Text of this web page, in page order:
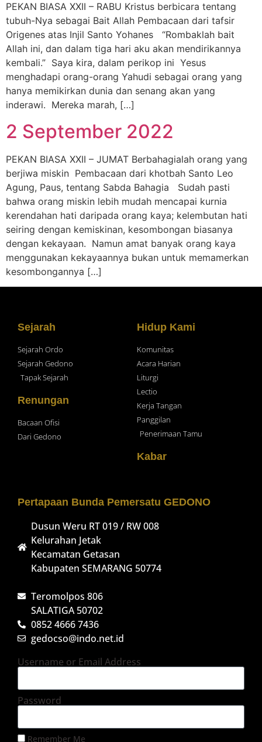
PEKAN BIASA XXII – RABU Kristus berbicara tentang
tubuh-Nya sebagai Bait Allah Pembacaan dari tafsir
Origenes atas Injil Santo Yohanes “Rombaklah bait
Allah ini, dan dalam tiga hari aku akan mendirikannya
kembali.” Saya kira, dalam perikop ini Yesus
menghadapi orang-orang Yahudi sebagai orang yang
hanya memikirkan dunia dan senang akan yang
inderawi. Mereka marah, […]
2 September 2022
PEKAN BIASA XXII – JUMAT Berbahagialah orang yang
berjiwa miskin Pembacaan dari khotbah Santo Leo
Agung, Paus, tentang Sabda Bahagia Sudah pasti
bahwa orang miskin lebih mudah mencapai kurnia
kerendahan hati daripada orang kaya; kelembutan hati
seiring dengan kemiskinan, kesombongan biasanya
dengan kekayaan. Namun amat banyak orang kaya
menggunakan kekayaannya bukan untuk memamerkan
kesombongannya […]
Sejarah
Sejarah Ordo
Sejarah Gedono
Tapak Sejarah
Renungan
Bacaan Ofisi
Dari Gedono
Hidup Kami
Komunitas
Acara Harian
Liturgi
Lectio
Kerja Tangan
Panggilan
Penerimaan Tamu
Kabar
Pertapaan Bunda Pemersatu GEDONO
Dusun Weru RT 019 / RW 008
Kelurahan Jetak
Kecamatan Getasan
Kabupaten SEMARANG 50774
Teromolpos 806
SALATIGA 50702
0852 4666 7436
gedocso@indo.net.id
Username or Email Address
Password
Remember Me